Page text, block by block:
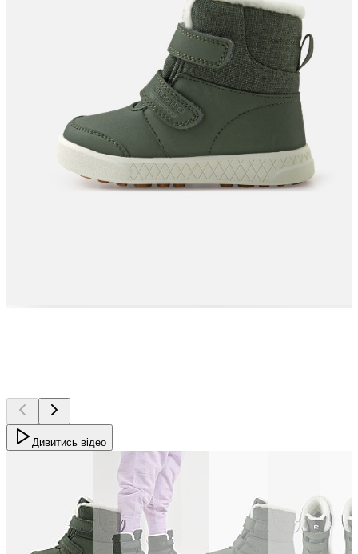
Дивитись відео